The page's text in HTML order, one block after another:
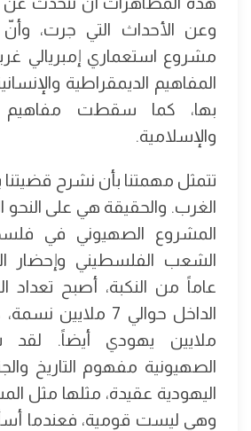
وعن الأحداث التي جرت،
مشروع استعماري إمبريالي
المفاهيم الديمقراطية
بها، كما سقطت مفاهيم
والإسلامية.
تتمثل مهمتنا بأن نشرح
الغرب. والحقيقة هي على
المشروع الصهيوني في
عاماً من النكبة، أصبح تعداد
ملايين يهودي أيضاً.
الصهيونية مفهوم التاريخ
اليهودية عقيدة، مثلها مثل
وهي ليست قومية، فعندما